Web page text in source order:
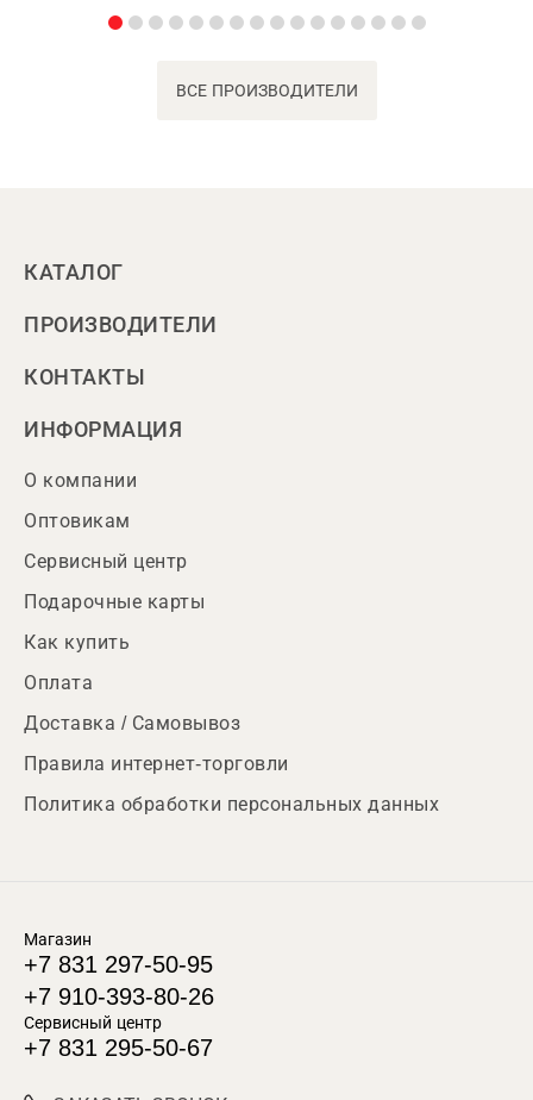
ВСЕ ПРОИЗВОДИТЕЛИ
КАТАЛОГ
ПРОИЗВОДИТЕЛИ
КОНТАКТЫ
ИНФОРМАЦИЯ
О компании
Оптовикам
Сервисный центр
Подарочные карты
Как купить
Оплата
Доставка / Самовывоз
Правила интернет-торговли
Политика обработки персональных данных
Магазин
+7 831 297-50-95
+7 910-393-80-26
Сервисный центр
+7 831 295-50-67